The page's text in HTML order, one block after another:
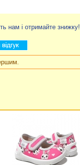
нам і отримайте знижку!